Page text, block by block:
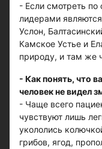
- Если смотреть по
лидерами
Услон,
Камское Устье и
природу, и там же
- Как понять, что
человек не видел
- Чаще всего
чувствуют лишь
укололись
грибов, ягод,